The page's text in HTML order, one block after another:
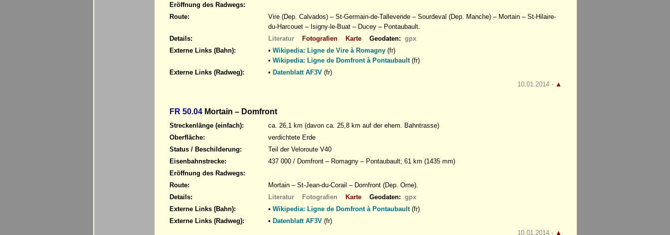
Eröffnung des Radwegs:
Route:
Vire (Dep. Calvados) – St-Germain-de-Tallevende – Sourdeval (Dep. Manche) – Mortain – St-Hilaire-
du-Harcouet – Isigny-le-Buat – Ducey – Pontaubault.
Details:
Literatur Fotografien Karte Geodaten: gpx
Externe Links (Bahn):
• Wikipedia: Ligne de Vire à Romagny (fr)
• Wikipedia: Ligne de Domfront à Pontaubault(fr)
Externe Links (Radweg):
• Datenblatt AF3V (fr)
10.01.2014 - ▲
FR 50.04 Mortain – Domfront
Streckenlänge (einfach):
ca. 26,1 km (davon ca. 25,8 km auf der ehem. Bahntrasse)
Oberfläche:
verdichtete Erde
Status / Beschilderung:
Teil der Veloroute V40
Eisenbahnstrecke:
437 000 / Domfront – Romagny – Pontaubault; 61 km (1435 mm)
Eröffnung des Radwegs:
Route:
Mortain – St-Jean-du-Corail – Domfront (Dep. Orne).
Details:
Literatur Fotografien Karte Geodaten: gpx
Externe Links (Bahn):
• Wikipedia: Ligne de Domfront à Pontaubault(fr)
Externe Links (Radweg):
• Datenblatt AF3V (fr)
10.01.2014 - ▲